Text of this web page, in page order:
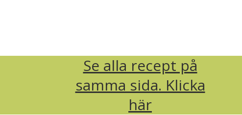
Se alla recept på
samma sida. Klicka
här